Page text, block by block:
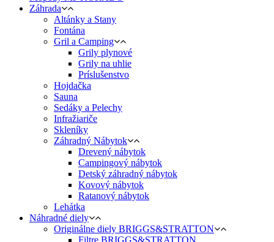
Záhrada
Altánky a Stany
Fontána
Gril a Camping
Grily plynové
Grily na uhlie
Príslušenstvo
Hojdačka
Sauna
Sedáky a Pelechy
Infražiariče
Skleníky
Záhradný Nábytok
Drevený nábytok
Campingový nábytok
Detský záhradný nábytok
Kovový nábytok
Ratanový nábytok
Lehátka
Náhradné diely
Originálne diely BRIGGS&STRATTON